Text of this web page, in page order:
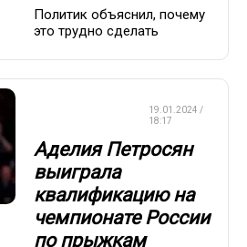
Политик объяснил, почему
это трудно сделать
19.01.2024 /
18:17
Аделия Петросян
выиграла
квалификацию на
чемпионате России
по прыжкам